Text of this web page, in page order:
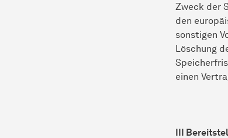
Zweck der
den
sonstigen
Löschung
einen
III